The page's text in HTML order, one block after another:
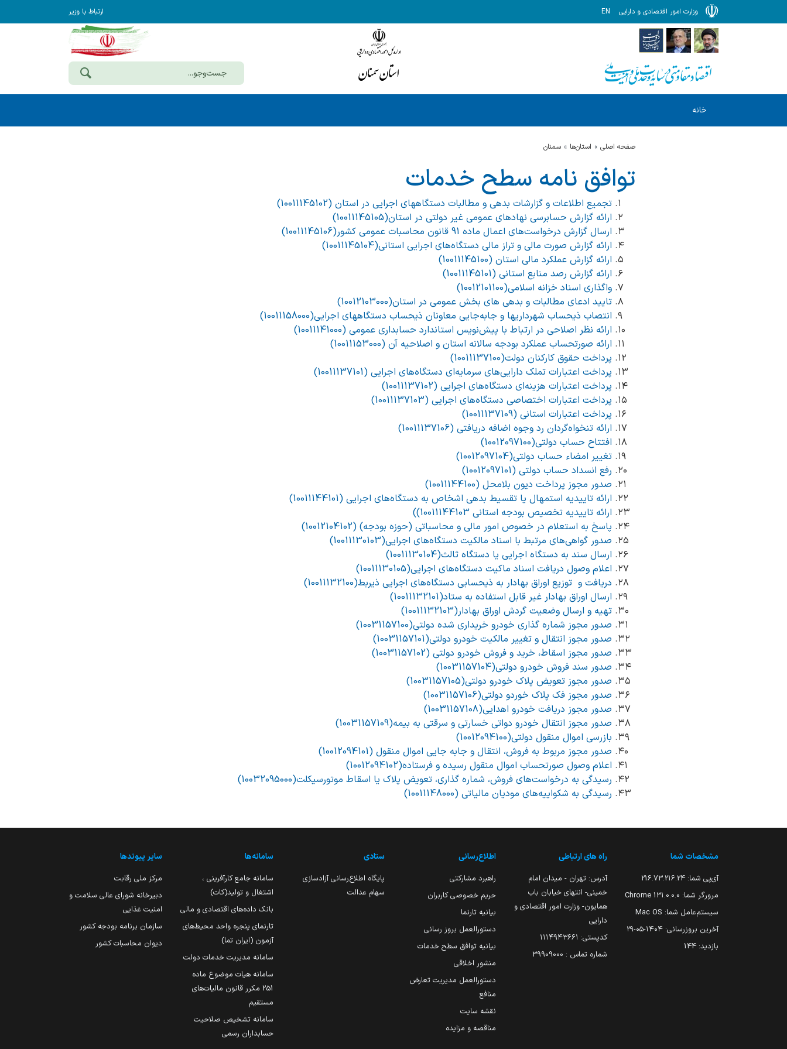
وزارت امور اقتصادی و دارایی EN ارتباط با وزیر
خانه
صفحه اصلی استان‌ها سمنان
توافق نامه سطح خدمات
تجمیع اطلاعات و گزارشات بدهی و مطالبات دستگاههای اجرایی در استان (10011145102)
ارائه گزارش حسابرسی نهادهای عمومی غیر دولتی در استان(10011145105)
ارسال گزارش درخواست‌های اعمال ماده 91 قانون محاسبات عمومی کشور(10011145106)
ارائه گزارش صورت مالی و تراز مالی دستگاه‌های اجرایی استانی(10011145104)
ارائه گزارش عملکرد مالی استان (10011145100)
ارائه گزارش رصد منابع استانی (10011145101)
واگذاری اسناد خزانه اسلامی(10012101100)
تایید ادعای مطالبات و بدهی های بخش عمومی در استان(10012103000)
انتصاب ذیحساب شهرداریها و جابه‌جایی معاونان ذیحساب دستگاههای اجرایی(10011158000)
ارائه نظر اصلاحی در ارتباط با پیش‌نویس استاندارد حسابداری عمومی (10011141000)
ارائه صورتحساب عملکرد بودجه سالانه استان و اصلاحیه آن (10011153000)
پرداخت حقوق کارکنان دولت(10011137100)
پرداخت اعتبارات تملک دارایی‌های سرمایه‌ای دستگاه‌های اجرایی (10011137101)
پرداخت اعتبارات هزینه‌ای دستگاه‌های اجرایی (10011137102)
پرداخت اعتبارات اختصاصی دستگاه‌های اجرایی (10011137103)
پرداخت اعتبارات استانی (10011137109)
ارائه تنخواه‌گردان رد وجوه اضافه دریافتی (10011137106)
افتتاح حساب دولتی(10012097100)
تغییر امضاء حساب دولتی(10012097104)
رفع انسداد حساب دولتی (10012097101)
صدور مجوز پرداخت دیون بلامحل (10011144100)
ارائه تاییدیه استمهال یا تقسیط بدهی اشخاص به دستگاه‌های اجرایی (10011144101)
ارائه تاییدیه تخصیص بودجه استانی 10011144103))
پاسخ به استعلام در خصوص امور مالی و محاسباتی (حوزه بودجه) (10012104102)
صدور گواهی‌های مرتبط با اسناد مالکیت دستگاه‌های اجرایی(10011130103)
ارسال سند به دستگاه اجرایی یا دستگاه ثالث(10011130104)
اعلام وصول دریافت اسناد ماکیت دستگاه‌های اجرایی(10011130105)
دریافت و توزیع اوراق بهادار به ذیحسابی دستگاه‌های اجرایی ذیربط(10011132100)
ارسال اوراق بهادار غیر قابل استفاده به ستاد(10011132101)
تهیه و ارسال وضعیت گردش اوراق بهادار(10011132103)
صدور مجوز شماره گذاری خودرو خریداری شده دولتی(10031157100)
صدور مجوز انتقال و تغییر مالکیت خودرو دولتی(10031157101)
صدور مجوز اسقاط، خرید و فروش خودرو دولتی (10031157102)
صدور سند فروش خودرو دولتی(10031157104)
صدور مجوز تعویض پلاک خودرو دولتی(10031157105)
صدور مجوز فک پلاک خوردو دولتی(10031157106)
صدور مجوز دریافت خودرو اهدایی(10031157108)
صدور مجوز انتقال خودرو دواتی خسارتی و سرقتی به بیمه(10031157109)
بازرسی اموال منقول دولتی(10012094100)
صدور مجوز مربوط به فروش، انتقال و جابه جایی اموال منقول (10012094101)
اعلام وصول صورتحساب اموال منقول رسیده و فرستاده(10012094102)
رسیدگی به درخواست‌های فروش، شماره گذاری، تعویض پلاک یا اسقاط موتورسیکلت(10032095000)
رسیدگی به شکواییه‌های مودیان مالیاتی (10011148000)
مشخصات شما
آی‌پی شما: 216.73.216.24
مرورگر شما: 131.0.0.0 Chrome
سیستم‌عامل شما: Mac OS
آخرین بروزرسانی: ۱۴۰۴-۰۵-۲۹
بازدید: 144
راه های ارتباطی
آدرس: تهران - میدان امام
خمینی- انتهای خیابان باب
همایون- وزارت امور اقتصادی و
دارایی
کدپستی: ۱۱۱۴۹۴۳۶۶۱
شماره تماس : 39909000
اطلاع‌رسانی
راهبرد مشارکتی
حریم خصوصی کاربران
بیانیه تارنما
دستورالعمل بروز رسانی
بیانیه توافق سطح خدمات
منشور اخلاقی
دستورالعمل مدیریت تعارض
منافع
نقشه سایت
مناقصه و مزایده
ستادی
پایگاه اطلاع‌رسانی آزادسازی
سهام عدالت
سامانه‌ها
سامانه جامع کارآفرینی ،
اشتغال و تولید(کات)
بانک داده‌های اقتصادی و مالی
تارنمای پنجره واحد محیط‌های
آزمون (ایران تما)
سامانه مدیریت خدمات دولت
سامانه هیات موضوع ماده
251 مکرر قانون مالیات‌های
مستقیم
سامانه تشخیص صلاحیت
حسابداران رسمی
سایر پیوندها
مرکز ملی رقابت
دبیرخانه شورای عالی سلامت و
امنیت غذایی
سازمان برنامه بودجه کشور
دیوان محاسبات کشور